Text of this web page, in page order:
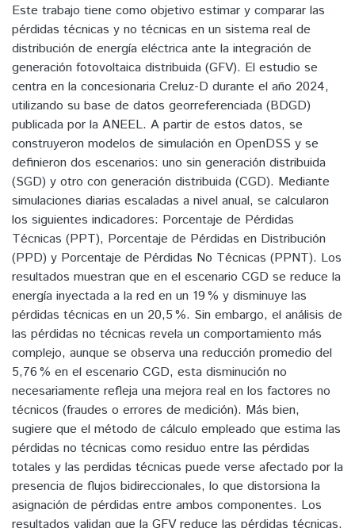
Este trabajo tiene como objetivo estimar y comparar las
pérdidas técnicas y no técnicas en un sistema real de
distribución de energía eléctrica ante la integración de
generación fotovoltaica distribuida (GFV). El estudio se
centra en la concesionaria Creluz-D durante el año 2024,
utilizando su base de datos georreferenciada (BDGD)
publicada por la ANEEL. A partir de estos datos, se
construyeron modelos de simulación en OpenDSS y se
definieron dos escenarios: uno sin generación distribuida
(SGD) y otro con generación distribuida (CGD). Mediante
simulaciones diarias escaladas a nivel anual, se calcularon
los siguientes indicadores: Porcentaje de Pérdidas
Técnicas (PPT), Porcentaje de Pérdidas en Distribución
(PPD) y Porcentaje de Pérdidas No Técnicas (PPNT). Los
resultados muestran que en el escenario CGD se reduce la
energía inyectada a la red en un 19 % y disminuye las
pérdidas técnicas en un 20,5 %. Sin embargo, el análisis de
las pérdidas no técnicas revela un comportamiento más
complejo, aunque se observa una reducción promedio del
5,76 % en el escenario CGD, esta disminución no
necesariamente refleja una mejora real en los factores no
técnicos (fraudes o errores de medición). Más bien,
sugiere que el método de cálculo empleado que estima las
pérdidas no técnicas como residuo entre las pérdidas
totales y las perdidas técnicas puede verse afectado por la
presencia de flujos bidireccionales, lo que distorsiona la
asignación de pérdidas entre ambos componentes. Los
resultados validan que la GFV reduce las pérdidas técnicas,